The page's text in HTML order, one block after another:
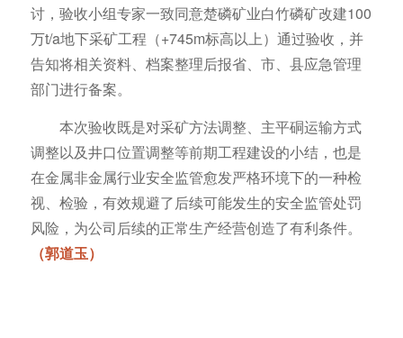
讨，验收小组专家一致同意楚磷矿业白竹磷矿改建100
万t/a地下采矿工程（+745m标高以上）通过验收，并
告知将相关资料、档案整理后报省、市、县应急管理
部门进行备案。
本次验收既是对采矿方法调整、主平硐运输方式
调整以及井口位置调整等前期工程建设的小结，也是
在金属非金属行业安全监管愈发严格环境下的一种检
视、检验，有效规避了后续可能发生的安全监管处罚
风险，为公司后续的正常生产经营创造了有利条件。
（郭道玉）